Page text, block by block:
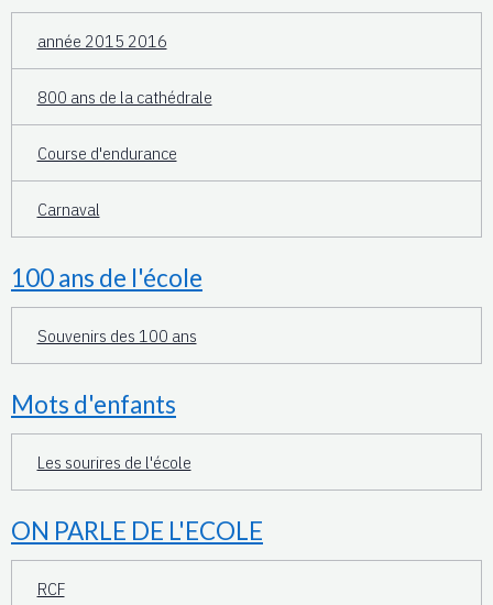
année 2015 2016
800 ans de la cathédrale
Course d'endurance
Carnaval
100 ans de l'école
Souvenirs des 100 ans
Mots d'enfants
Les sourires de l'école
ON PARLE DE L'ECOLE
RCF